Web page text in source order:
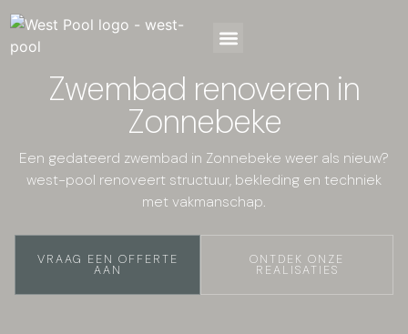
Zwembad renoveren in
Zonnebeke
Een gedateerd zwembad in Zonnebeke weer als nieuw?
west-pool renoveert structuur, bekleding en techniek
met vakmanschap.
VRAAG EEN OFFERTE
AAN
ONTDEK ONZE
REALISATIES